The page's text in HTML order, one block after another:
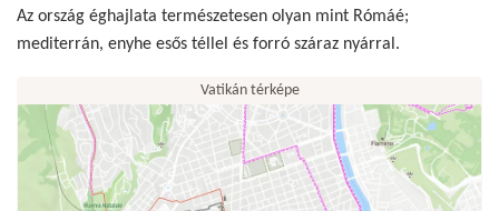
Az ország éghajlata természetesen olyan mint Rómáé;
mediterrán, enyhe esős téllel és forró száraz nyárral.
Vatikán térképe